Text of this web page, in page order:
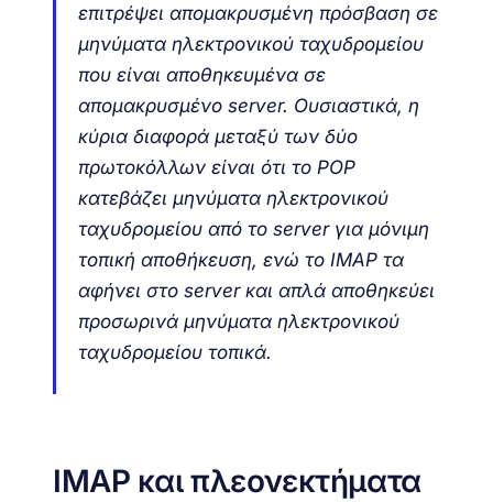
επιτρέψει απομακρυσμένη πρόσβαση σε
μηνύματα ηλεκτρονικού ταχυδρομείου
που είναι αποθηκευμένα σε
απομακρυσμένο server. Ουσιαστικά, η
κύρια διαφορά μεταξύ των δύο
πρωτοκόλλων είναι ότι το POP
κατεβάζει μηνύματα ηλεκτρονικού
ταχυδρομείου από το server για μόνιμη
τοπική αποθήκευση, ενώ το IMAP τα
αφήνει στο server και απλά αποθηκεύει
προσωρινά μηνύματα ηλεκτρονικού
ταχυδρομείου τοπικά.
IMAP και πλεονεκτήματα